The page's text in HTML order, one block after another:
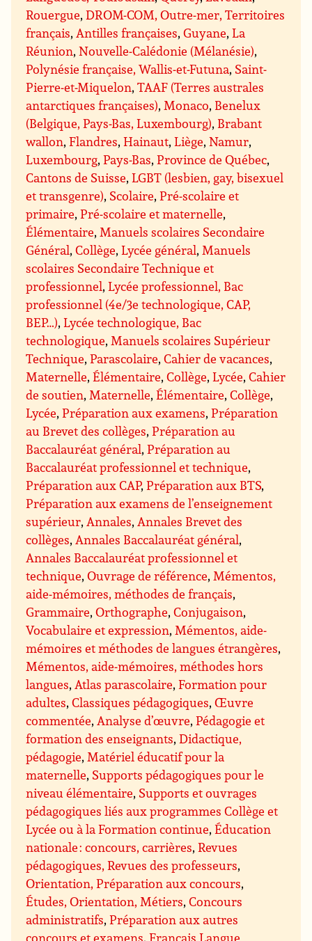
Rouergue,DROM-COM, Outre-mer, Territoires
français, Antilles françaises,Guyane,La
Réunion,Nouvelle-Calédonie (Mélanésie),
Polynésie française, Wallis-et-Futuna, Saint-
Pierre-et-Miquelon,TAAF (Terres australes
antarctiques françaises), Monaco, Benelux
(Belgique, Pays-Bas, Luxembourg), Brabant
wallon,Flandres,Hainaut,Liège,Namur,
Luxembourg,Pays-Bas,Province de Québec,
Cantons de Suisse,LGBT (lesbien, gay, bisexuel
et transgenre), Scolaire,Pré-scolaire et
primaire,Pré-scolaire et maternelle,
Élémentaire, Manuels scolaires Secondaire
Général,Collège,Lycée général, Manuels
scolaires Secondaire Technique et
professionnel,Lycée professionnel, Bac
professionnel (4e/3e technologique, CAP,
BEP…),Lycée technologique, Bac
technologique, Manuels scolaires Supérieur
Technique,Parascolaire,Cahier de vacances,
Maternelle,Élémentaire,Collège,Lycée,Cahier
de soutien, Maternelle,Élémentaire,Collège,
Lycée,Préparation aux examens,Préparation
au Brevet des collèges,Préparation au
Baccalauréat général,Préparation au
Baccalauréat professionnel et technique,
Préparation aux CAP,Préparation aux BTS,
Préparation aux examens de l’enseignement
supérieur, Annales, Annales Brevet des
collèges, Annales Baccalauréat général,
Annales Baccalauréat professionnel et
technique,Ouvrage de référence, Mémentos,
aide-mémoires, méthodes de français,
Grammaire,Orthographe,Conjugaison,
Vocabulaire et expression, Mémentos, aide-
mémoires et méthodes de langues étrangères,
Mémentos, aide-mémoires, méthodes hors
langues, Atlas parascolaire,Formation pour
adultes,Classiques pédagogiques,Œuvre
commentée, Analyse d’œuvre,Pédagogie et
formation des enseignants,Didactique,
pédagogie, Matériel éducatif pour la
maternelle, Supports pédagogiques pour le
niveau élémentaire, Supports et ouvrages
pédagogiques liés aux programmes Collège et
Lycée ou à la Formation continue,Éducation
nationale : concours, carrières,Revues
pédagogiques, Revues des professeurs,
Orientation, Préparation aux concours,
Études, Orientation, Métiers,Concours
administratifs,Préparation aux autres
concours et examens,Français Langue